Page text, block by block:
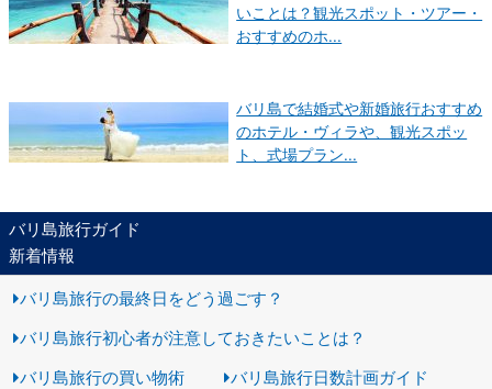
いことは？観光スポット・ツアー・
おすすめのホ...
バリ島で結婚式や新婚旅行おすすめ
のホテル・ヴィラや、観光スポッ
ト、式場プラン...
バリ島旅行ガイド
新着情報
バリ島旅行の最終日をどう過ごす？
バリ島旅行初心者が注意しておきたいことは？
バリ島旅行の買い物術
バリ島旅行日数計画ガイド